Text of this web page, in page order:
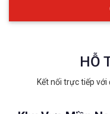
HỖ
Kết nối trực tiếp